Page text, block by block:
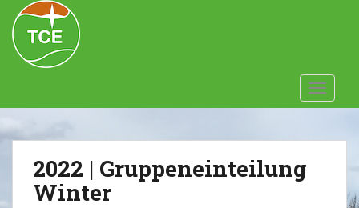
Skip to main content
2022 | Gruppeneinteilung
Winter